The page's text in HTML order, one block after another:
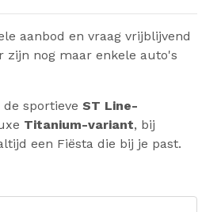
aanbod en vraag vrijblijvend
zijn nog maar enkele auto's
sportieve ST Line-
Titanium-variant, bij
een Fiësta die bij je past.